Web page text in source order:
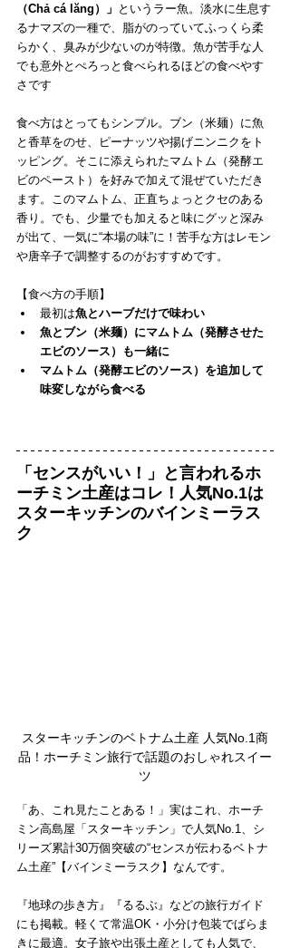
（Chả cá lăng）」 というラー魚。淡水に生息す
るナマズの一種で、脂がのっていてふっくら柔
らかく、臭みが少ないのが特徴。魚が苦手な人
でも意外とぺろっと食べられるほどの食べやす
さです
食べ方はとってもシンプル。ブン（米麺）に魚
と香草をのせ、ピーナッツや揚げニンニクをト
ッピング。そこに添えられたマムトム（発酵エ
ビのペースト）を好みで加えて混ぜていただき
ます。このマムトム、正直ちょっとクセのある
香り。でも、少量でも加えると味にグッと深み
が出て、一気に“本場の味”に！苦手な方はレモン
や唐辛子で調整するのがおすすめです。
【食べ方の手順】
最初は魚とハーブだけで味わい
魚とブン（米麺）にマムトム（発酵させた
エビのソース）も一緒に
マムトム（発酵エビのソース）を追加して
味変しながら食べる
「センスがいい！」と言われるホ
ーチミン土産はコレ！人気No.1は
スターキッチンのバインミーラス
ク
スターキッチンのベトナム土産 人気No.1商
品！ホーチミン旅行で話題のおしゃれスイー
ツ
「あ、これ見たことある！」実はこれ、ホーチ
ミン高島屋「スターキッチン」で人気No.1、シ
リーズ累計30万個突破の“センスが伝わるベトナ
ム土産”【バインミーラスク】なんです。
『地球の歩き方』『るるぶ』などの旅行ガイド
にも掲載。軽くて常温OK・小分け包装でばらま
きに最適。女子旅や出張土産としても人気で、